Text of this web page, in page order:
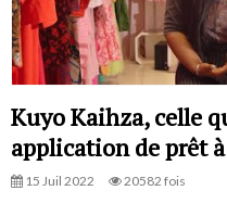
Kuyo Kaihza, celle
application de prêt
15 Juil 2022 20582 fois